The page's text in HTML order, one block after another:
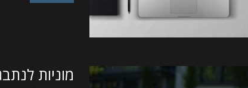
מוניות